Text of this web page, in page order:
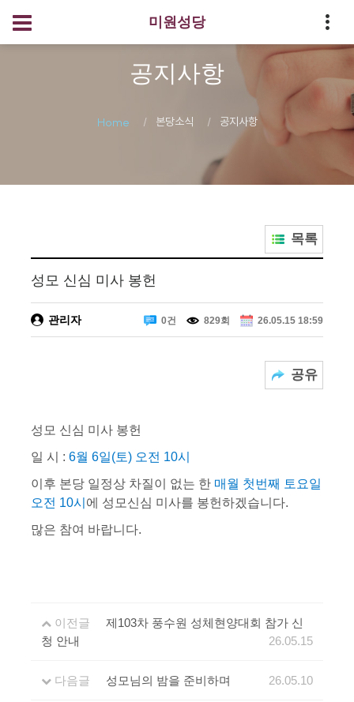
미원성당
공지사항
Home 본당소식 공지사항
목록
성모 신심 미사 봉헌
관리자 0건 829회 26.05.15 18:59
공유
성모 신심 미사 봉헌
일 시 : 6월 6일(토) 오전 10시
이후 본당 일정상 차질이 없는 한 매월 첫번째 토요일
오전 10시 에 성모신심 미사를 봉헌하겠습니다.
많은 참여 바랍니다.
이전글
제103차 풍수원 성체현양대회 참가 신
청 안내
26.05.15
다음글 성모님의 밤을 준비하며 26.05.10